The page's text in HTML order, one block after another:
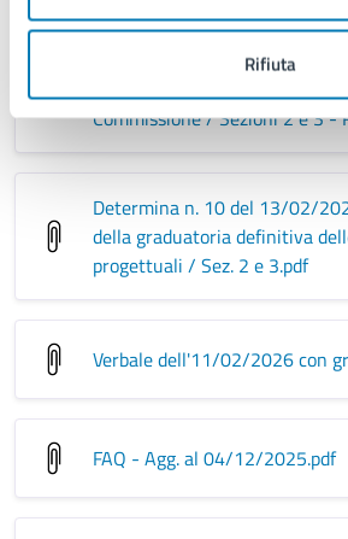
Rifiuta
Disposizione Dirigenziale n.
Istituzione e nomina dei
Commissione / Sezioni 2 e 3 -
Determina n. 10 del 13/02/
della graduatoria definitiva
progettuali / Sez. 2 e 3.pdf
Verbale dell'11/02/2026 con
FAQ - Agg. al 04/12/2025.pdf